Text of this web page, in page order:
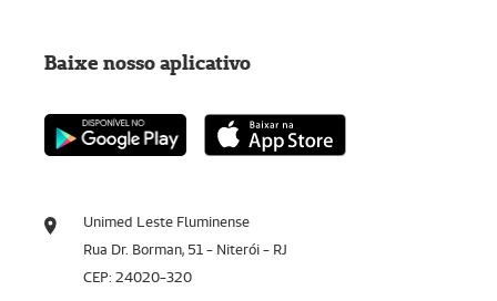
Unimed Leste Fluminense
Rua Dr. Borman, 51 - Niterói - RJ
CEP: 24020-320
Baixe nosso aplicativo